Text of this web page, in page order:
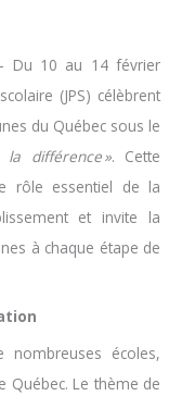
Du 10 au 14 février
(JPS) célèbrent
du Québec sous le
différence». Cette
rôle essentiel de la
et invite la
à chaque étape de
nombreuses écoles,
Québec. Le thème de